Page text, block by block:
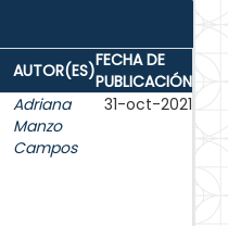
AUTOR(ES)FECHA DE
PUBLICACIÓN
Adriana
Manzo
Campos
31-oct-2021